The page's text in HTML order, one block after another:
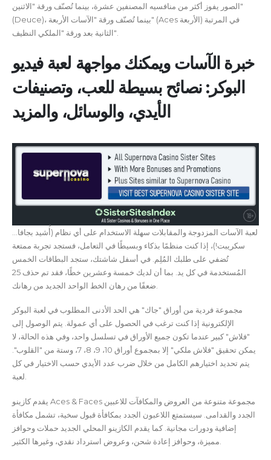
الصور يفوز أكثر من منافسيه المصنفين عشرة، بينما تُصنّف ورقة "الاثنين"
(Deuce)، بينما تُصنّف ورقة "الآسات الأربعة" (Aces الأربعة) في المرتبة
الثانية بعد ورقة "الملكي النظيف".
خبرة الآسات ويمكنك مواجهة لعبة فيديو
البوكر: نصائح بسيطة للعب، وتصنيفات
الأيدي، والوسائل، والمزيد
سكريبت!)، إذا كنت منظمًا بذكاء وبسيطًا في التعامل، فستجد تجربة ممتعة
تُضفي على طلبك المُلِم. في أسفل شاشتك، ستجد البطاقات الخمس
المُستخدمة في كل يد. بما أن لديك خمسة وعشرين خطًا، فقد تم حذف 25
مجموعة فردية من أوراق "جاك" هي الحد الأدنى المطلوب في لعبة البوكر
الإلكترونية إذا كنت ترغب في الحصول على أي عمولة. يتم الوصول إلى
"فلاش" كبير عندما تكون جميع الأوراق في تسلسل واحد، وفي هذه الحالة، لا
يمكن تحقيق "فلاش ملكي" إلا بمجموع أوراق 10، 9، 8، 7، وستة من "القلوب".
يتم تحديد اختيارهم الكامل من خلال ضرب عدد الأيدي حسب الاختيار في كل
لعبة.
يقدم كازينو Aces & Faces مجموعة متنوعة من العروض والمكافآت للاعبين
الجدد والقدامى. سيستمتع اللاعبون الجدد بمكافأة قبول سخية، تشمل مكافأة
إضافية ودورات مجانية. كما يقدم الكازينو المحلي الجديد حملات وحوافز